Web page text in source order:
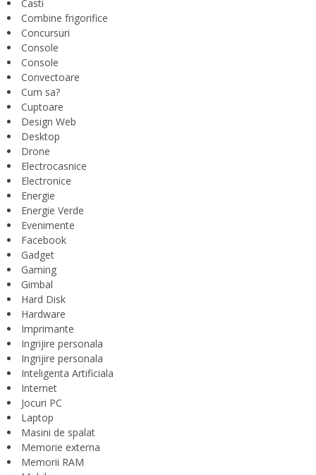
Casti
Combine frigorifice
Concursuri
Console
Console
Convectoare
Cum sa?
Cuptoare
Design Web
Desktop
Drone
Electrocasnice
Electronice
Energie
Energie Verde
Evenimente
Facebook
Gadget
Gaming
Gimbal
Hard Disk
Hardware
Imprimante
Ingrijire personala
Ingrijire personala
Inteligenta Artificiala
Internet
Jocuri PC
Laptop
Masini de spalat
Memorie externa
Memorii RAM